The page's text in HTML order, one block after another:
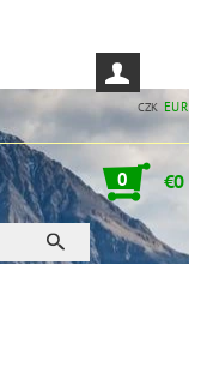
CZK EUR
0 €0